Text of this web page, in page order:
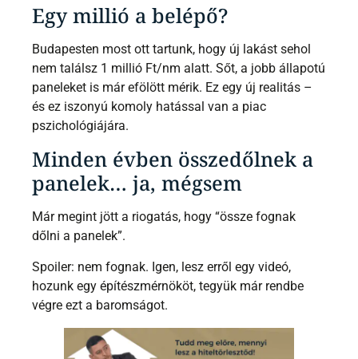
Egy millió a belépő?
Budapesten most ott tartunk, hogy új lakást sehol
nem találsz 1 millió Ft/nm alatt. Sőt, a jobb állapotú
paneleket is már efölött mérik. Ez egy új realitás –
és ez iszonyú komoly hatással van a piac
pszichológiájára.
Minden évben összedőlnek a
panelek… ja, mégsem
Már megint jött a riogatás, hogy “össze fognak
dőlni a panelek”.
Spoiler: nem fognak. Igen, lesz erről egy videó,
hozunk egy építészmérnököt, tegyük már rendbe
végre ezt a baromságot.